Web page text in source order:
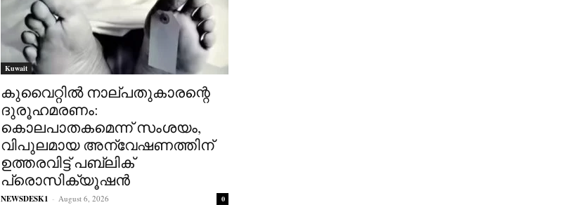
Kuwait
കുവൈറ്റിൽ നാല്പതുകാരന്റെ
ദുരൂഹമരണം:
കൊലപാതകമെന്ന് സംശയം,
വിപുലമായ അന്വേഷണത്തിന്
ഉത്തരവിട്ട് പബ്ലിക്
പ്രൊസിക്യൂഷൻ
NEWSDESK1 - August 6, 2026 0